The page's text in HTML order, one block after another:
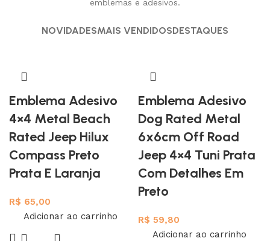
Mais infiormações
Mais informações
emblemas e adesivos.
NOVIDADESMAIS VENDIDOSDESTAQUES
Emblema Adesivo
4×4 Metal Beach
Rated Jeep Hilux
Compass Preto
Prata E Laranja
R$ 65,00
Adicionar ao carrinho
Emblema Adesivo
Dog Rated Metal
6x6cm Off Road
Jeep 4×4 Tuni Prata
Com Detalhes Em
Preto
R$ 59,80
Adicionar ao carrinho